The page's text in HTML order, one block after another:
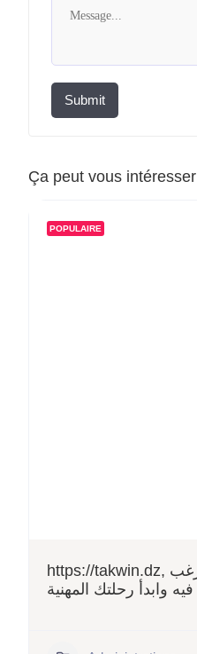
Submit
Ça peut vous intéresser
POPULAIRE
https://takwin.dz, اختر التخصص الذي ترغب
فيه وابدأ رحلتك المهنية